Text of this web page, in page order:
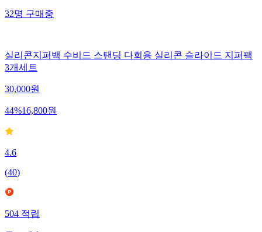
32명구매중
실리콘지퍼백 수비드 스탠딩 다회용 실리콘 슬라이드 지퍼팩
3개세트
30,000원
44%16,800원
4.6
(40)
504적립